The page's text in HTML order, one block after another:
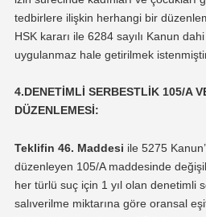
tedbirlere ilişkin herhangi bir
HSK kararı ile 6284 sayılı Kanun
uygulanmaz hale getirilmek
4.DENETİMLİ SERBESTLİK 105/A
DÜZENLEMESİ:
Teklifin 46. Maddesi ile 5275
düzenleyen 105/A maddesinde
her türlü suç için 1 yıl olan denetimli
salıverilme miktarına göre oransal